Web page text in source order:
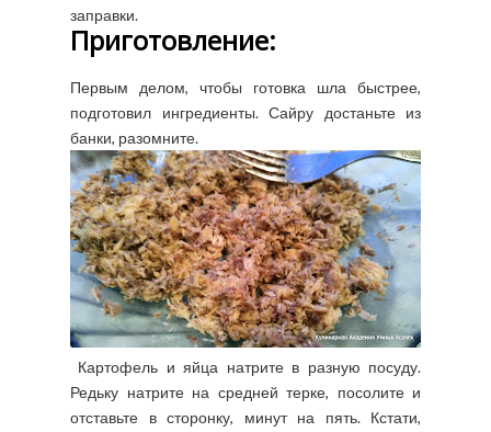
заправки.
Приготовление:
Первым делом, чтобы готовка шла быстрее,
подготовил ингредиенты. Сайру достаньте из
банки, разомните.
Картофель и яйца натрите в разную посуду.
Редьку натрите на средней терке, посолите и
отставьте в сторонку, минут на пять. Кстати,